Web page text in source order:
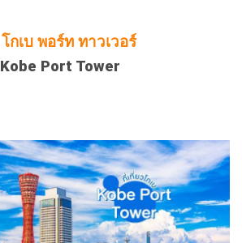
โกเบ พอร์ท ทาวเวอร์
Kobe Port Tower